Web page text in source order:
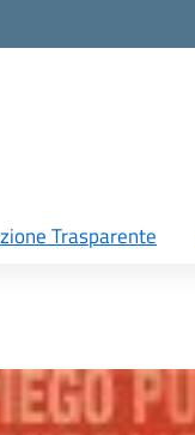
Trasparente